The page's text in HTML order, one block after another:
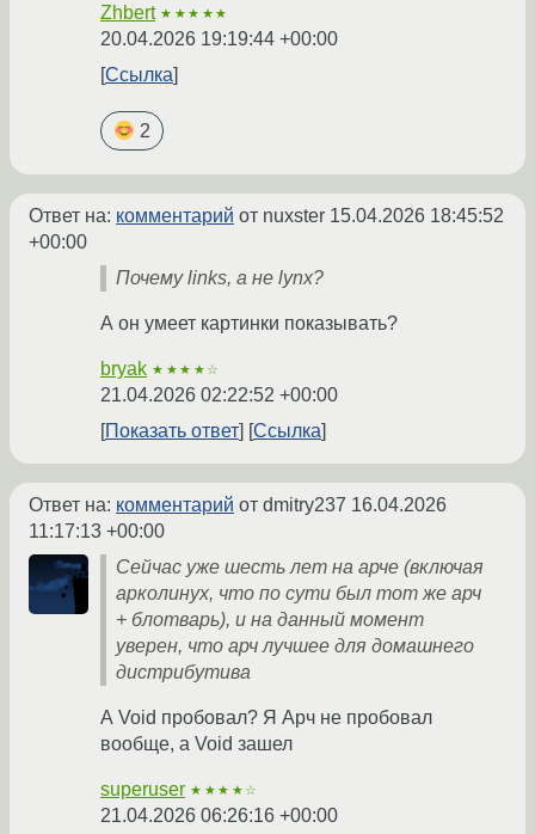
Zhbert ★★★★★
20.04.2026 19:19:44 +00:00
Ссылка
2
Ответ на: комментарий от nuxster 15.04.2026 18:45:52
+00:00
Почему links, а не lynx?
А он умеет картинки показывать?
bryak ★★★★☆
21.04.2026 02:22:52 +00:00
Показать ответ
Ссылка
Ответ на: комментарий от dmitry237 16.04.2026
11:17:13 +00:00
Сейчас уже шесть лет на арче (включая
арколинух, что по сути был тот же арч
+ блотварь), и на данный момент
уверен, что арч лучшее для домашнего
дистрибутива
А Void пробовал? Я Арч не пробовал
вообще, а Void зашел
superuser ★★★★☆
21.04.2026 06:26:16 +00:00